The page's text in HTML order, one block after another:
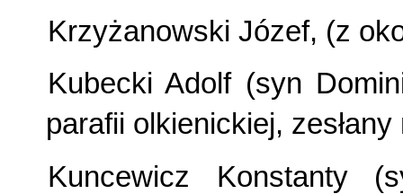
Krzyżanowski Józef, (z
Kubecki Adolf (syn
parafii olkienickiej,
Kuncewicz Konstanty